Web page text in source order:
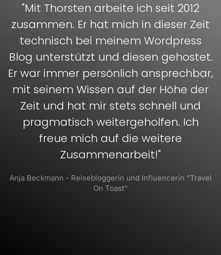
"Mit Thorsten arbeite ich seit 2012
zusammen. Er hat mich in dieser Zeit
technisch bei meinem Wordpress
Blog unterstützt und diesen gehostet.
Er war immer persönlich ansprechbar,
mit seinem Wissen auf der Höhe der
Zeit und hat mir stets schnell und
pragmatisch weitergeholfen. Ich
freue mich auf die weitere
Zusammenarbeit!"
Anja Beckmann - Reisebloggerin und Influencerin "Travel
On Toast"